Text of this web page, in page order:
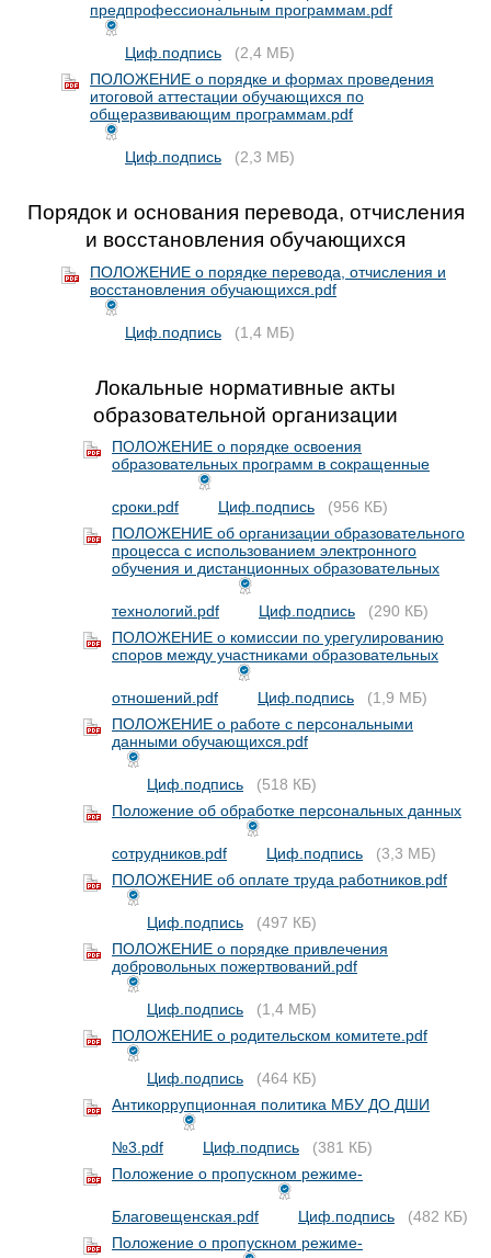
предпрофессиональным программам.pdf
Циф.подпись
(2,4 МБ)
ПОЛОЖЕНИЕ о порядке и формах проведения
итоговой аттестации обучающихся по
общеразвивающим программам.pdf
Циф.подпись (2,3 МБ)
Порядок и основания перевода, отчисления
и восстановления обучающихся
ПОЛОЖЕНИЕ о порядке перевода, отчисления и
восстановления обучающихся.pdf
Циф.подпись (1,4 МБ)
Локальные нормативные акты
образовательной организации
ПОЛОЖЕНИЕ о порядке освоения
образовательных программ в сокращенные
сроки.pdf Циф.подпись
(956 КБ)
ПОЛОЖЕНИЕ об организации образовательного
процесса с использованием электронного
обучения и дистанционных образовательных
технологий.pdf Циф.подпись
(290 КБ)
ПОЛОЖЕНИЕ о комиссии по урегулированию
споров между участниками образовательных
отношений.pdf Циф.подпись
(1,9 МБ)
ПОЛОЖЕНИЕ о работе с персональными
данными обучающихся.pdf
Циф.подпись
(518 КБ)
Положение об обработке персональных данных
сотрудников.pdf Циф.подпись
(3,3 МБ)
ПОЛОЖЕНИЕ об оплате труда работников.pdf
Циф.подпись
(497 КБ)
ПОЛОЖЕНИЕ о порядке привлечения
добровольных пожертвований.pdf
Циф.подпись
(1,4 МБ)
ПОЛОЖЕНИЕ о родительском комитете.pdf
Циф.подпись
(464 КБ)
Антикоррупционная политика МБУ ДО ДШИ
№3.pdf Циф.подпись
(381 КБ)
Положение о пропускном режиме-
Благовещенская.pdf Циф.подпись
(482 КБ)
Положение о пропускном режиме-